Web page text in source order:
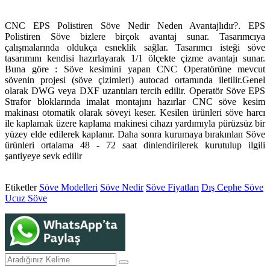
CNC EPS Polistiren Söve Nedir Neden Avantajlıdır?. EPS
Polistiren Söve bizlere birçok avantaj sunar. Tasarımcıya
çalışmalarında oldukça esneklik sağlar. Tasarımcı isteği söve
tasarımını kendisi hazırlayarak 1/1 ölçekte çizme avantajı sunar.
Buna göre : Söve kesimini yapan CNC Operatörüne mevcut
sövenin projesi (söve çizimleri) autocad ortamında iletilir.Genel
olarak DWG veya DXF uzantıları tercih edilir. Operatör Söve EPS
Strafor bloklarında imalat montajını hazırlar CNC söve kesim
makinası otomatik olarak söveyi keser. Kesilen ürünleri söve harcı
ile kaplamak üzere kaplama makinesi cihazı yardımıyla pürüzsüz bir
yüzey elde edilerek kaplanır. Daha sonra kurumaya bırakınlan Söve
ürünleri ortalama 48 - 72 saat dinlendirilerek kurutulup ilgili
şantiyeye sevk edilir
Etiketler Söve Modelleri Söve Nedir Söve Fiyatları Dış Cephe Söve
Ucuz Söve